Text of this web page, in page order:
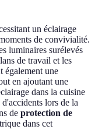
un éclairage
de convivialité.
luminaires surélevés
de travail et les
également une
en ajoutant une
dans la cuisine
lors de la
de protection de
dans cet